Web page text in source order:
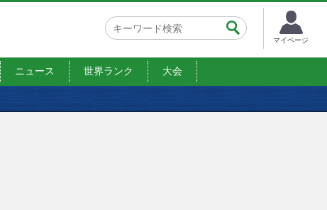
マイページ
ニュース 世界ランク 大会